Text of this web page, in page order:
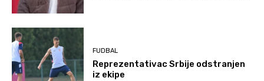
FUDBAL
Reprezentativac Srbije odstranjen
iz ekipe